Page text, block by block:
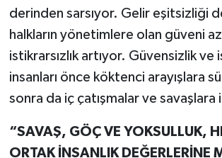
derinden sarsıyor. Gelir eşitsizliği
halkların yönetimlere olan güveni
istikrarsızlık artıyor. Güvensizlik ve
insanları önce köktenci arayışlara
sonra da iç çatışmalar ve savaşlara
“SAVAŞ, GÖÇ VE YOKSULLUK,
ORTAK İNSANLIK DEĞERLERİNE